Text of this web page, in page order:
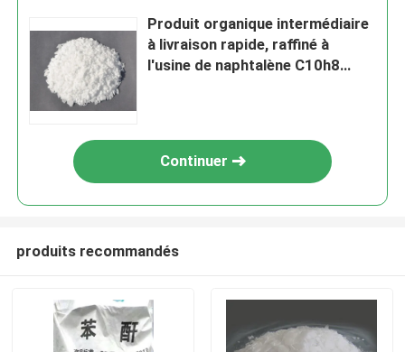
Produit organique intermédiaire
à livraison rapide, raffiné à
l'usine de naphtalène C10h8
Continuer
produits recommandés